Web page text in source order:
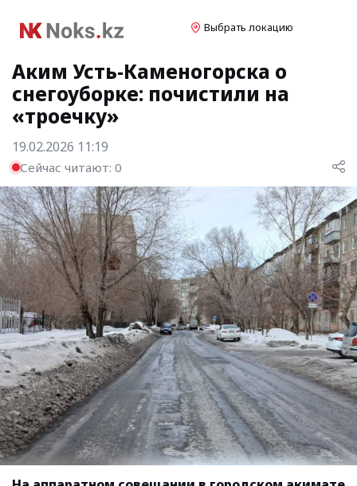
Выбрать локацию
Аким Усть-Каменогорска о
снегоуборке: почистили на
«троечку»
19.02.2026 11:19
Сейчас читают: 0